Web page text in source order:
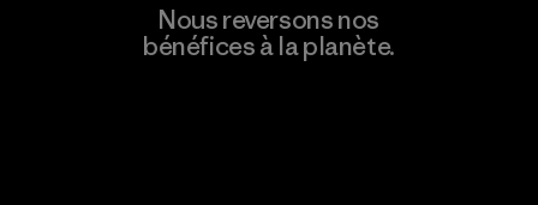
Nous reversons nos
bénéfices à la planète.